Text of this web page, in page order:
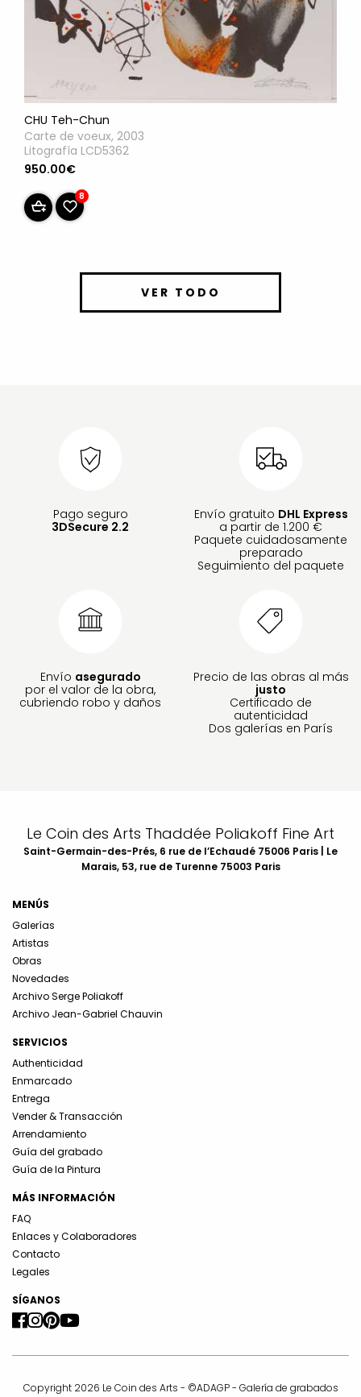
CHU Teh-Chun
Carte de voeux, 2003
Litografía LCD5362
950.00€
8
VER TODO
Pago seguro
3DSecure 2.2
Envío gratuito DHL Express
a partir de 1.200 €
Paquete cuidadosamente
preparado
Seguimiento del paquete
Envío asegurado
por el valor de la obra,
cubriendo robo y daños
Precio de las obras al más
justo
Certificado de
autenticidad
Dos galerías en París
Le Coin des Arts Thaddée Poliakoff Fine Art
Saint-Germain-des-Prés, 6 rue de l’Echaudé 75006 Paris | Le
Marais, 53, rue de Turenne 75003 Paris
MENÚS
Galerías
Artistas
Obras
Novedades
Archivo Serge Poliakoff
Archivo Jean-Gabriel Chauvin
SERVICIOS
Authenticidad
Enmarcado
Entrega
Vender & Transacción
Arrendamiento
Guía del grabado
Guía de la Pintura
MÁS INFORMACIÓN
FAQ
Enlaces y Colaboradores
Contacto
Legales
SÍGANOS
Copyright 2026 Le Coin des Arts - ©ADAGP - Galería de grabados